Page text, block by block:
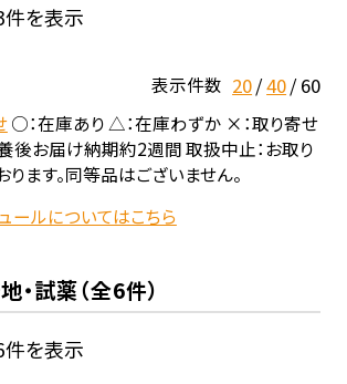
件を表示
表示件数 20 40 60
○：在庫あり △：在庫わずか ×：取り寄せ
後お届け納期約2週間 取扱中止：お取り
ます。同等品はございません。
ールについてはこちら
・試薬（全6件）
件を表示